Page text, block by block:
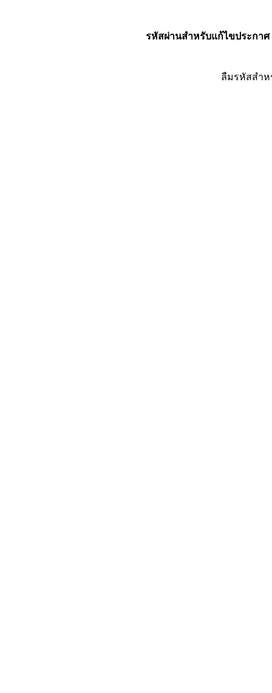
รหัสผ่านสำหรับแก้ไขประกาศ
ลืมรหัสสำ